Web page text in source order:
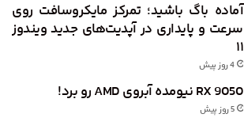
آماده باگ باشید؛ تمرکز مایکروسافت روی
سرعت و پایداری در آپدیت‌های جدید ویندوز
۱۱
4 روز پیش
RX 9050 نیومده آبروی AMD رو برد!
5 روز پیش